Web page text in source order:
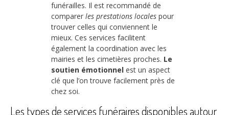
funérailles. Il est recommandé de
comparer les prestations locales pour
trouver celles qui conviennent le
mieux. Ces services facilitent
également la coordination avec les
mairies et les cimetières proches. Le
soutien émotionnel est un aspect
clé que l’on trouve facilement près de
chez soi.
Les types de services funéraires disponibles autour